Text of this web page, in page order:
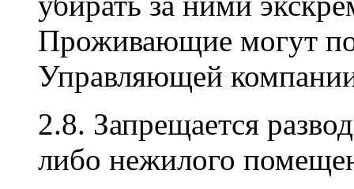
Проживающие могут
Управляющей
2.8. Запрещается
либо нежилого